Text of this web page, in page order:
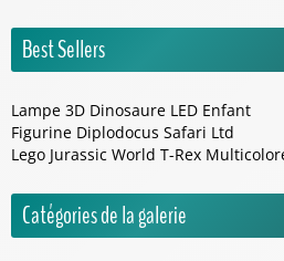
Best Sellers
Lampe 3D Dinosaure LED Enfant
Figurine Diplodocus Safari Ltd
Lego Jurassic World T-Rex
Catégories de la galerie